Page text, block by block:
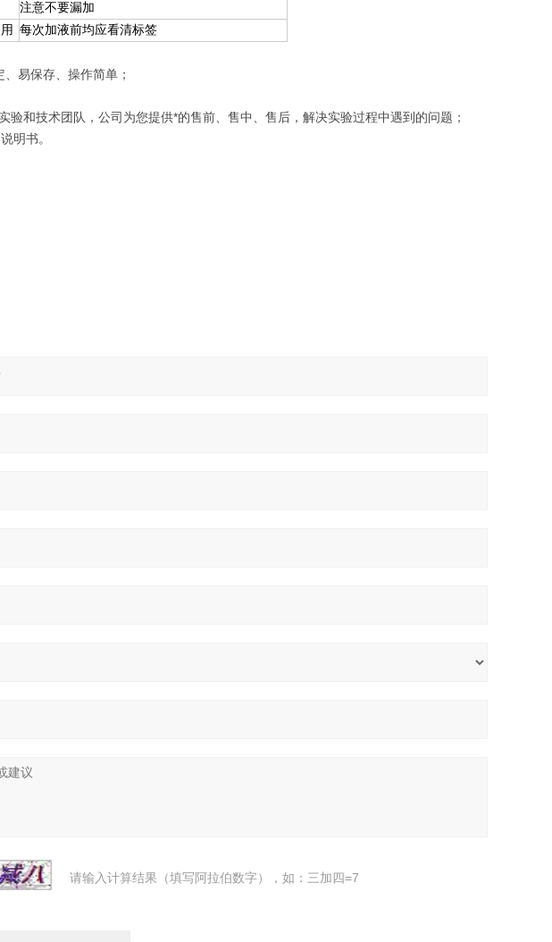
注意不要漏加
每次加液前均应看清标签
易保存、操作简单；
和技术团队，公司为您提供*的售前、售中、售后，解决实验过程中遇到的问题；
明书。
请输入计算结果（填写阿拉伯数字），如：三加四=7